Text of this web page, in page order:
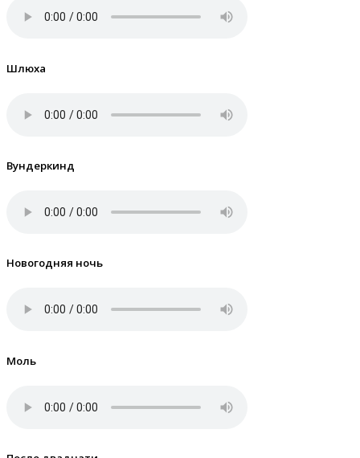
Шлюха
Вундеркинд
Новогодняя ночь
Моль